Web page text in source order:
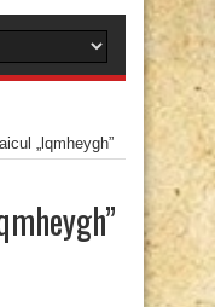
„lqmheygh”